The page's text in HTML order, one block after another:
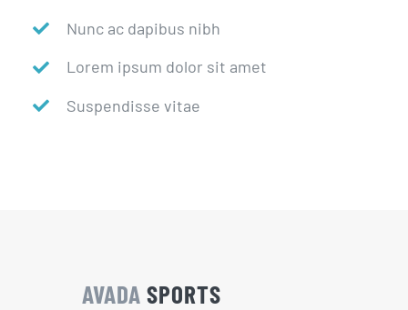
Nunc ac dapibus nibh
Lorem ipsum dolor sit amet
Suspendisse vitae
AVADA SPORTS